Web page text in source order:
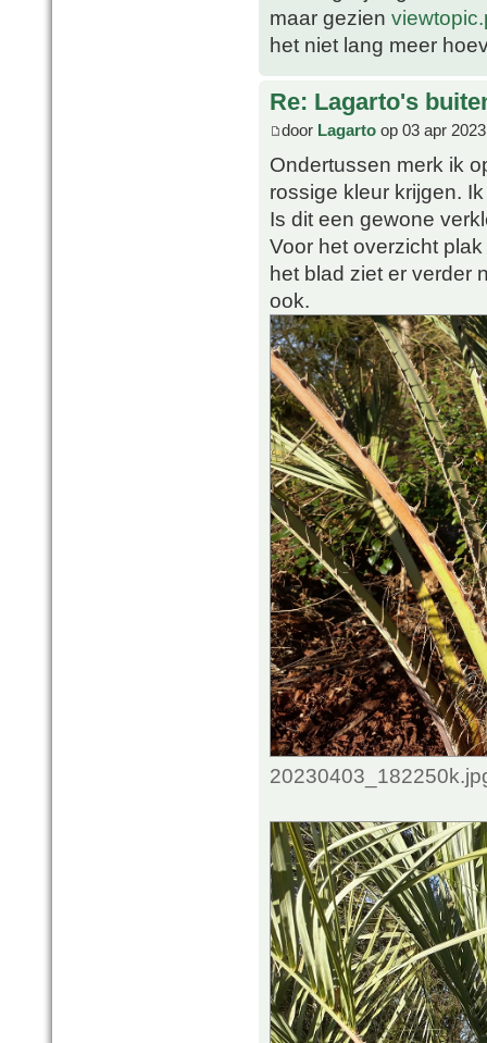
maar gezien
het niet lang meer
Re: Lagarto's
door Lagarto op 03 apr
Ondertussen merk ik
rossige kleur krijgen.
Is dit een gewone
Voor het overzicht
het blad ziet er verder
ook.